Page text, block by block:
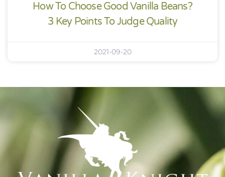
How To Choose Good Vanilla Beans?
3 Key Points To Judge Quality
2021-09-20